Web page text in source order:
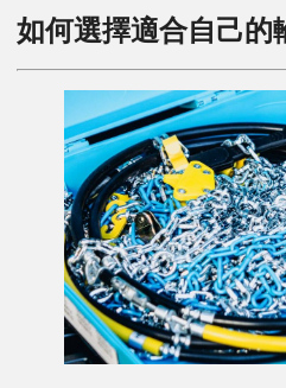
如何選擇適合自己的